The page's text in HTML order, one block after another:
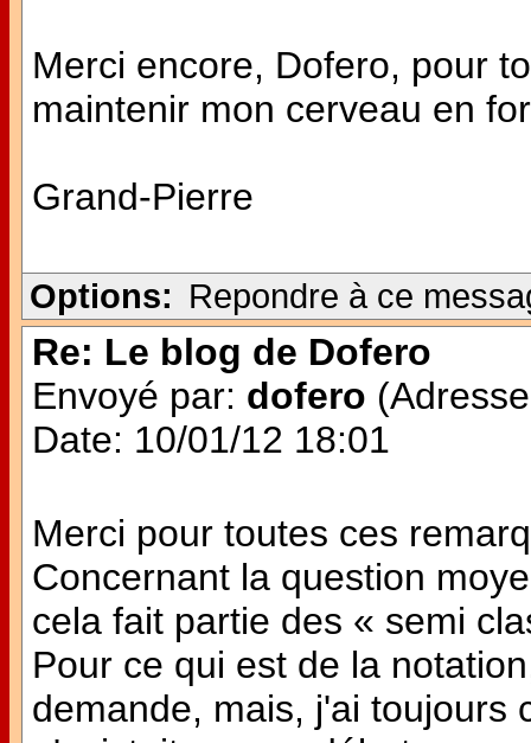
Merci encore, Dofero, pour
maintenir mon cerveau en
Grand-Pierre
Options: Repondre à ce
Re: Le blog de Dofero
Envoyé par: dofero
Date: 10/01/12 18:01
Merci pour toutes ces
Concernant la question
cela fait partie des « semi
Pour ce qui est de la
demande, mais, j'ai toujours